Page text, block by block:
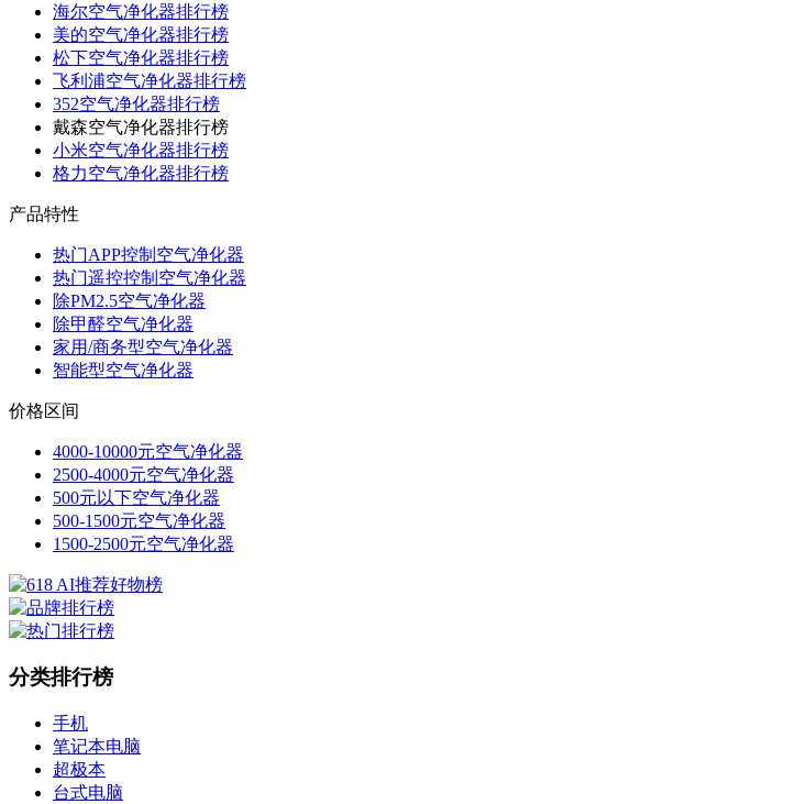
海尔空气净化器排行榜
美的空气净化器排行榜
松下空气净化器排行榜
飞利浦空气净化器排行榜
352空气净化器排行榜
戴森空气净化器排行榜
小米空气净化器排行榜
格力空气净化器排行榜
产品特性
热门APP控制空气净化器
热门遥控控制空气净化器
除PM2.5空气净化器
除甲醛空气净化器
家用/商务型空气净化器
智能型空气净化器
价格区间
4000-10000元空气净化器
2500-4000元空气净化器
500元以下空气净化器
500-1500元空气净化器
1500-2500元空气净化器
分类排行榜
手机
笔记本电脑
超极本
台式电脑